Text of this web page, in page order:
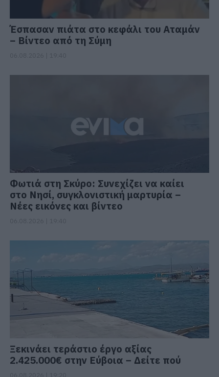
Έσπασαν πιάτα στο κεφάλι του Αταμάν
– Βίντεο από τη Σύμη
Φωτιά στη Σκύρο: Συνεχίζει να καίει
στο Νησί, συγκλονιστική μαρτυρία –
Νέες εικόνες και βίντεο
Ξεκινάει τεράστιο έργο αξίας
2.425.000€ στην Εύβοια – Δείτε πού